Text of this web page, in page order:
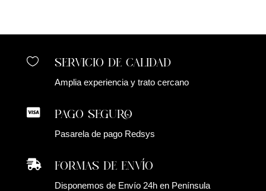
 SERVICIO DE CALIDAD
Amplia experiencia y trato cercano
 PAGO SEGURO
Pasarela de pago Redsys
 FORMAS DE ENVÍO
Disponemos de Envío 24h en Península